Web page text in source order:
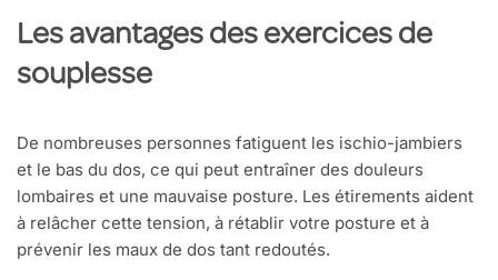
Les avantages des exercices de
souplesse
De nombreuses personnes fatiguent les ischio-jambiers
et le bas du dos, ce qui peut entraîner des douleurs
lombaires et une mauvaise posture. Les étirements aident
à relâcher cette tension, à rétablir votre posture et à
prévenir les maux de dos tant redoutés.